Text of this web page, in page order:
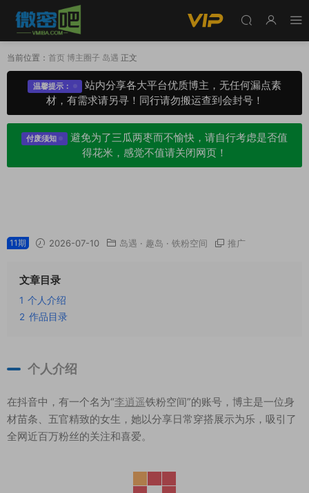
当前位置： 首页 博主圈子 岛遇 正文
温馨提示：
站内分享各大平台优质博主，无任何漏点素
材，有需求请另寻！同行请勿搬运查到会封号！
付废须知
避免为了三瓜两枣而不愉快，请自行考虑是否值
得花米，感觉不值请关闭网页！
11期 2026-07-10 岛遇 · 趣岛 · 铁粉空间 推广
文章目录
1 个人介绍
2 作品目录
个人介绍
在抖音中，有一个名为“李逍遥铁粉空间”的账号，博主是一位身
材苗条、五官精致的女生，她以分享日常穿搭展示为乐，吸引了
全网近百万粉丝的关注和喜爱。